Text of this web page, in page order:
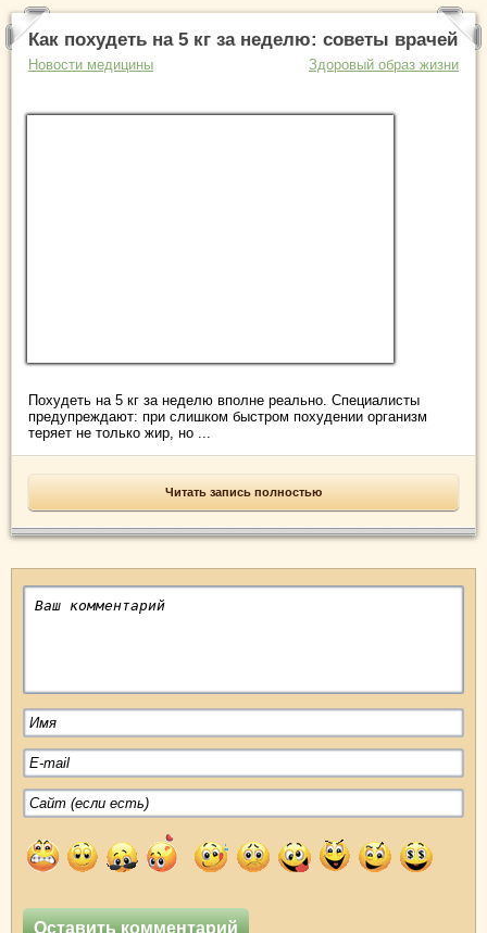
Как похудеть на 5 кг за неделю: советы врачей
Новости медицины Здоровый образ жизни
Похудеть на 5 кг за неделю вполне реально. Специалисты
предупреждают: при слишком быстром похудении организм
теряет не только жир, но ...
Читать запись полностью